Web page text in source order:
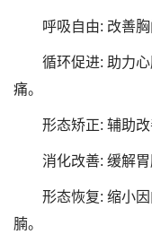
呼吸自由: 改善
循环促进: 助力
痛。
形态矫正: 辅助
消化改善: 缓解
形态恢复: 缩小
腩。